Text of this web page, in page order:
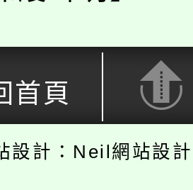
首頁
設計：Neil網站設